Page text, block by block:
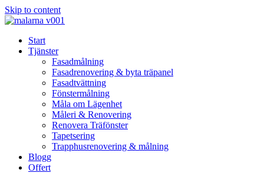
Skip to content
Start
Tjänster
Fasadmålning
Fasadrenovering & byta träpanel
Fasadtvättning
Fönstermålning
Måla om Lägenhet
Måleri & Renovering
Renovera Träfönster
Tapetsering
Trapphusrenovering & målning
Blogg
Offert